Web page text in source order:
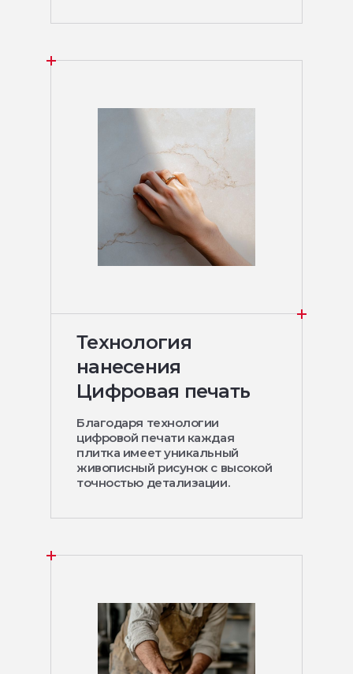
Технология
нанесения
Цифровая печать
Благодаря технологии
цифровой печати каждая
плитка имеет уникальный
живописный рисунок с высокой
точностью детализации.